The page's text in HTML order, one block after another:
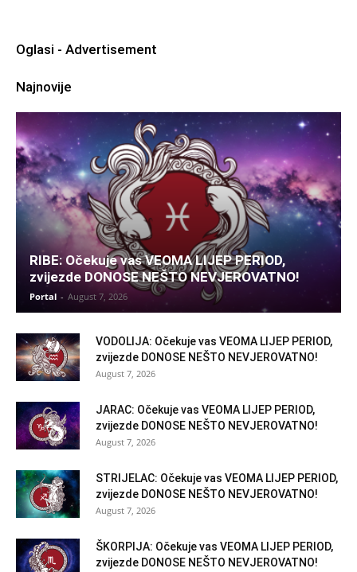
Oglasi - Advertisement
Najnovije
RIBE: Očekuje vas VEOMA LIJEP PERIOD,
zvijezde DONOSE NEŠTO NEVJEROVATNO!
Portal - August 7, 2026
VODOLIJA: Očekuje vas VEOMA LIJEP PERIOD,
zvijezde DONOSE NEŠTO NEVJEROVATNO!
August 7, 2026
JARAC: Očekuje vas VEOMA LIJEP PERIOD,
zvijezde DONOSE NEŠTO NEVJEROVATNO!
August 7, 2026
STRIJELAC: Očekuje vas VEOMA LIJEP PERIOD,
zvijezde DONOSE NEŠTO NEVJEROVATNO!
August 7, 2026
ŠKORPIJA: Očekuje vas VEOMA LIJEP PERIOD,
zvijezde DONOSE NEŠTO NEVJEROVATNO!